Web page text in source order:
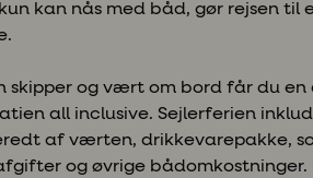
kan nås med båd, gør rejsen til
skipper og vært om bord får du en
all inclusive. Sejlerferien
af værten, drikkevarepakke,
og øvrige